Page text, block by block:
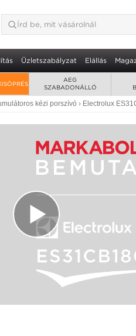
Üzletszabályzat Elállás
AEG
SZABADONÁLLÓ
kézi porszívó › Electrolux
szűrés • akár 45 perc üzemidő